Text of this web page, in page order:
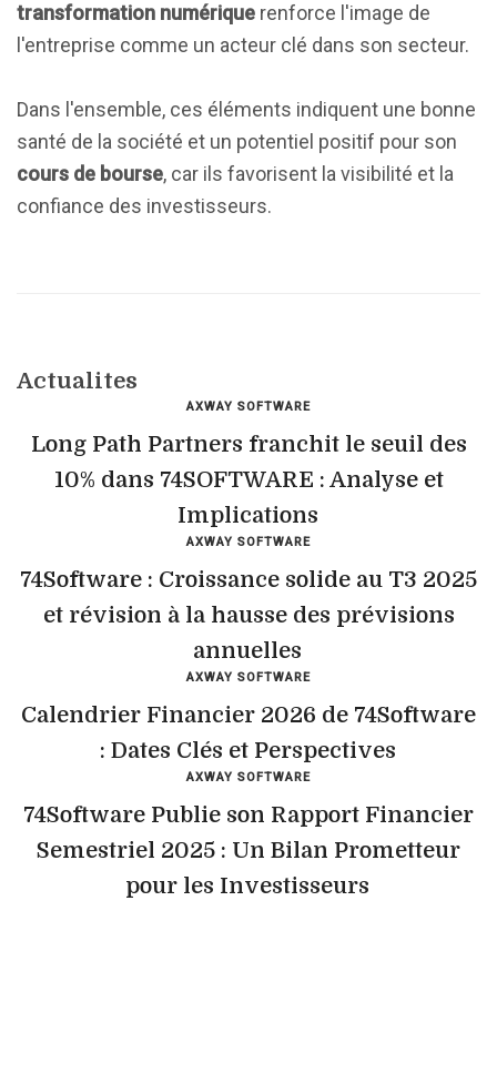
transformation numérique renforce l'image de
l'entreprise comme un acteur clé dans son secteur.
Dans l'ensemble, ces éléments indiquent une bonne
santé de la société et un potentiel positif pour son
cours de bourse, car ils favorisent la visibilité et la
confiance des investisseurs.
Actualites
AXWAY SOFTWARE
Long Path Partners franchit le seuil des
10% dans 74SOFTWARE : Analyse et
Implications
AXWAY SOFTWARE
74Software : Croissance solide au T3 2025
et révision à la hausse des prévisions
annuelles
AXWAY SOFTWARE
Calendrier Financier 2026 de 74Software
: Dates Clés et Perspectives
AXWAY SOFTWARE
74Software Publie son Rapport Financier
Semestriel 2025 : Un Bilan Prometteur
pour les Investisseurs